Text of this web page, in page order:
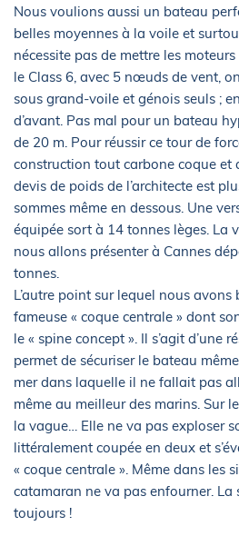
Nous voulions aussi un bateau
belles moyennes à la voile et
nécessite pas de mettre les
le Class 6, avec 5 nœuds de vent,
sous grand-voile et génois seuls ;
d’avant. Pas mal pour un bateau
de 20 m. Pour réussir ce tour de
construction tout carbone coque et
devis de poids de l’architecte est
sommes même en dessous. Une
équipée sort à 14 tonnes lèges. La
nous allons présenter à Cannes
tonnes.
L’autre point sur lequel nous
fameuse « coque centrale » dont
le « spine concept ». Il s’agit d’une
permet de sécuriser le bateau
mer dans laquelle il ne fallait pas
même au meilleur des marins. Sur
la vague… Elle ne va pas exploser
littéralement coupée en deux et
« coque centrale ». Même dans les
catamaran ne va pas enfourner. La
toujours !